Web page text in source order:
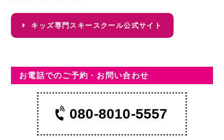
キッズ専門スキースクール公式サイト
お電話でのご予約・お問い合わせ
080-8010-5557